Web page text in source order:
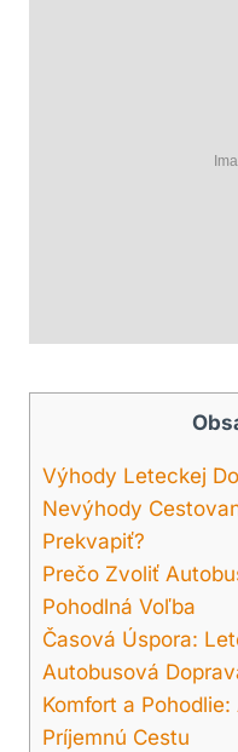
Výhody Leteckej
Nevýhody
Prekvapiť?
Prečo Zvoliť
Pohodlná Voľba
Časová Úspora:
Autobusová
Komfort a
Príjemnú Cestu